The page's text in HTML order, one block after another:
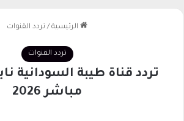
الرئيسية / تردد القنوات
تردد القنوات
تردد قناة طيبة السودانية
مباشر 2026